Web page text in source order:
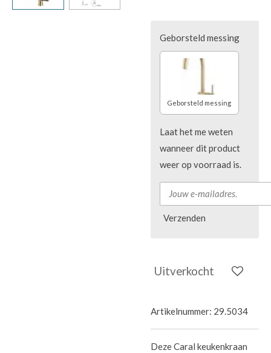
Geborsteld messing
Geborsteld messing
Laat het me weten
wanneer dit product
weer op voorraad is.
Verzenden
Uitverkocht
Artikelnummer: 29.5034
Deze Caral keukenkraan